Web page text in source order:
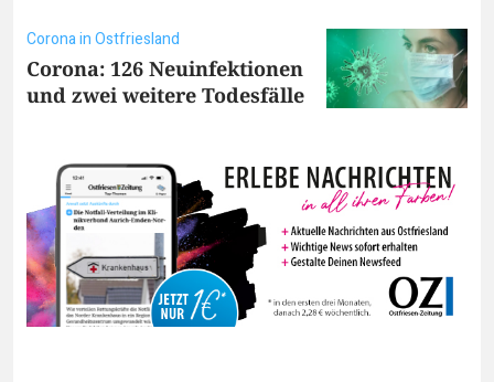
Corona in Ostfriesland
Corona: 126 Neuinfektionen
und zwei weitere Todesfälle